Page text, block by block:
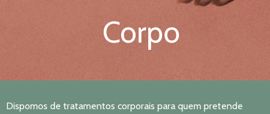
Corpo
Dispomos de tratamentos corporais para quem pretende